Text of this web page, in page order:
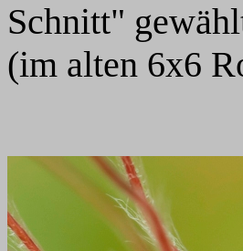
Schnitt"
(im alten 6x6